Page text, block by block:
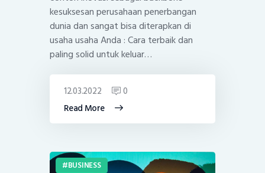
kesuksesan perusahaan penerbangan
dunia dan sangat bisa diterapkan di
usaha usaha Anda : Cara terbaik dan
paling solid untuk keluar…
Read More
12.03.2022 0
BUSINESS